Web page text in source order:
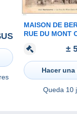
MAISON DE
RUE DU MONT
±
Hacer
Queda 10